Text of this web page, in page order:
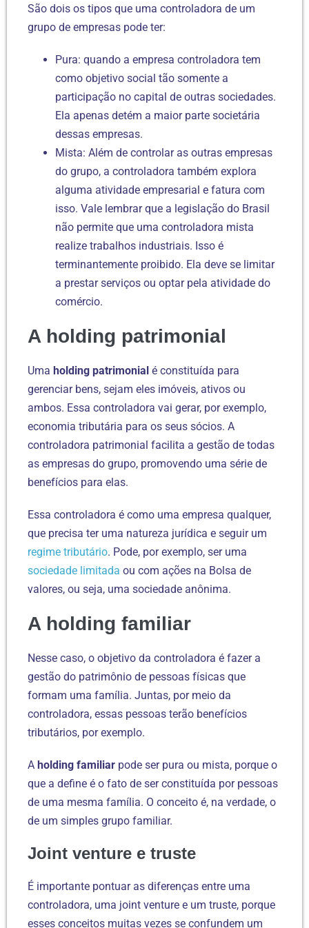
São dois os tipos que uma controladora de um
grupo de empresas pode ter:
Pura: quando a empresa controladora tem
como objetivo social tão somente a
participação no capital de outras sociedades.
Ela apenas detém a maior parte societária
dessas empresas.
Mista: Além de controlar as outras empresas
do grupo, a controladora também explora
alguma atividade empresarial e fatura com
isso. Vale lembrar que a legislação do Brasil
não permite que uma controladora mista
realize trabalhos industriais. Isso é
terminantemente proibido. Ela deve se limitar
a prestar serviços ou optar pela atividade do
comércio.
A holding patrimonial
Uma holding patrimonial é constituída para
gerenciar bens, sejam eles imóveis, ativos ou
ambos. Essa controladora vai gerar, por exemplo,
economia tributária para os seus sócios. A
controladora patrimonial facilita a gestão de todas
as empresas do grupo, promovendo uma série de
benefícios para elas.
Essa controladora é como uma empresa qualquer,
que precisa ter uma natureza jurídica e seguir um
regime tributário. Pode, por exemplo, ser uma
sociedade limitada ou com ações na Bolsa de
valores, ou seja, uma sociedade anônima.
A holding familiar
Nesse caso, o objetivo da controladora é fazer a
gestão do patrimônio de pessoas físicas que
formam uma família. Juntas, por meio da
controladora, essas pessoas terão benefícios
tributários, por exemplo.
A holding familiar pode ser pura ou mista, porque o
que a define é o fato de ser constituída por pessoas
de uma mesma família. O conceito é, na verdade, o
de um simples grupo familiar.
Joint venture e truste
É importante pontuar as diferenças entre uma
controladora, uma joint venture e um truste, porque
esses conceitos muitas vezes se confundem um